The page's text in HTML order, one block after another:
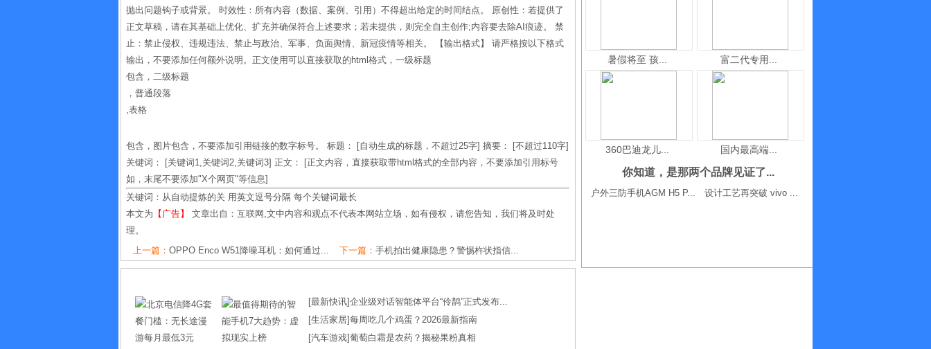
抛出问题钩子或背景。 时效性：所有内容（数据、案例、引用）不得超出给定的时间结点。 原创性：若提供了
正文草稿，请在其基础上优化、扩充并确保符合上述要求；若未提供，则完全自主创作;内容要去除AI痕迹。 禁
止：禁止侵权、违规违法、禁止与政治、军事、负面舆情、新冠疫情等相关。 【输出格式】 请严格按以下格式
输出，不要添加任何额外说明。正文使用可以直接获取的html格式，一级标题
包含，二级标题
，普通段落
,表格
包含，图片包含，不要添加引用链接的数字标号。 标题： [自动生成的标题，不超过25字] 摘要： [不超过110字]
关键词： [关键词1,关键词2,关键词3] 正文： [正文内容，直接获取带html格式的全部内容，不要添加引用标号
如，末尾不要添加"X个网页"等信息]
关键词： 从自动提炼的关 用英文逗号分隔 每个关键词最长
本文为 【广告】
文章出自：互联网,文中内容和观点不代表本网站立场，如有侵权，请您告知，我们将及时处
理。
上一篇： OPPO Enco W51降噪耳机：如何通过... 下一篇： 手机拍出健康隐患？警惕杵状指信...
[最新快讯]企业级对话智能体平台“伶鹊”正式发布...
[生活家居]每周吃几个鸡蛋？2026最新指南
[汽车游戏]葡萄白霜是农药？揭秘果粉真相
暑假将至 孩... 富二代专用...
360巴迪龙儿... 国内最高端...
你知道，是那两个品牌见证了...
户外三防手机AGM H5 P... 设计工艺再突破 vivo ...